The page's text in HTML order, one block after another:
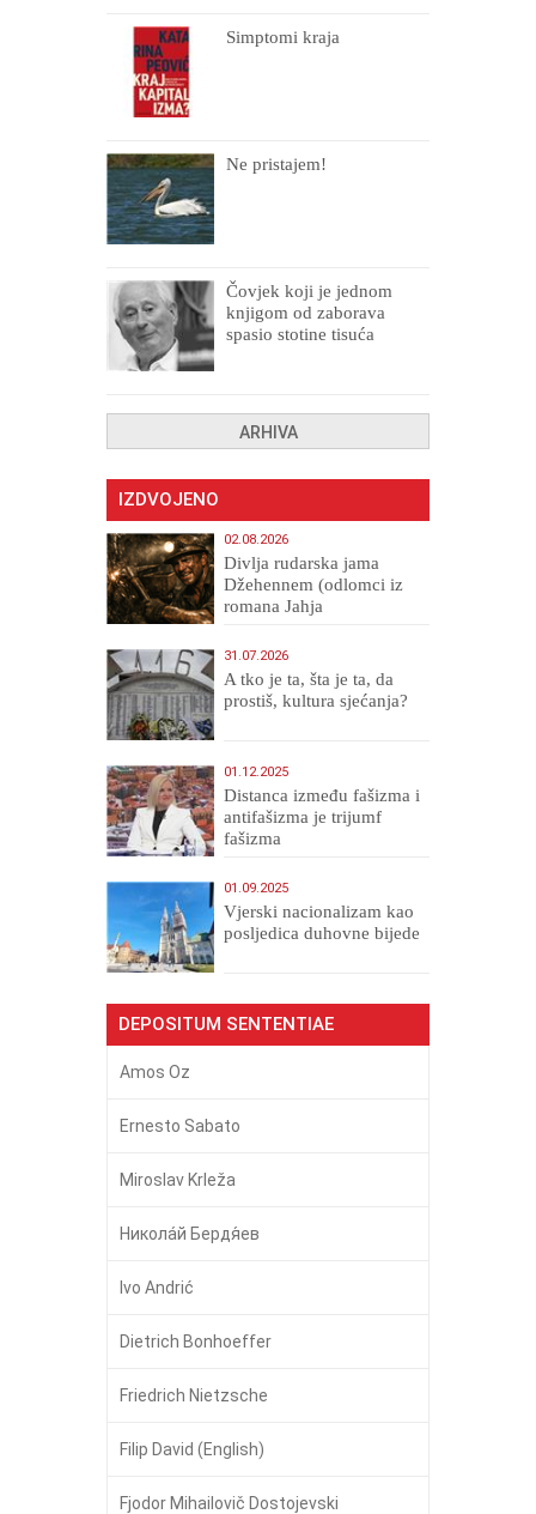
Simptomi kraja
Ne pristajem!
Čovjek koji je jednom
knjigom od zaborava
spasio stotine tisuća
ARHIVA
IZDVOJENO
02.08.2026
Divlja rudarska jama
Džehennem (odlomci iz
romana Jahja
31.07.2026
A tko je ta, šta je ta, da
prostiš, kultura sjećanja?
01.12.2025
Distanca između fašizma i
antifašizma je trijumf
fašizma
01.09.2025
​Vjerski nacionalizam kao
posljedica duhovne bijede
DEPOSITUM SENTENTIAE
Amos Oz
Ernesto Sabato
Miroslav Krleža
Никола́й Бердя́ев
Ivo Andrić
Dietrich Bonhoeffer
Friedrich Nietzsche
Filip David (English)
Fjodor Mihailovič Dostojevski